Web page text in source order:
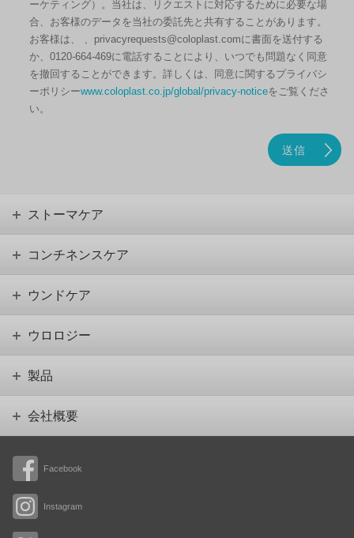
ーケティング）。当社は、リクエストに対応するために必要な場
合、お客様のデータを当社の委託先と共有することがあります。
お客様は、 、privacyrequests@coloplast.comに書面を送付する
か、0120-664-469に電話することにより、いつでも問題なく同意
を撤回することができます。詳しくは、同意に関するプライバシ
ーポリシーwww.coloplast.co.jp/global/privacy-noticeをご覧くださ
い。
Facebook
Instagram
ストーマケア
コンチネンスケア
ウンドケア
ウロロジー
製品
会社概要